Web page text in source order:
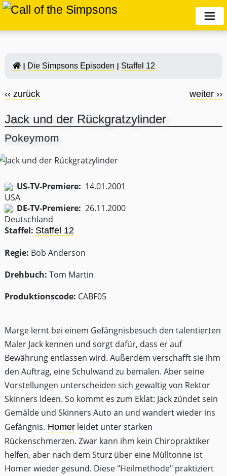
Die Simpsons Episoden Staffel 12
‹‹ zurück weiter ››
Jack und der Rückgratzylinder
Pokeymom
US-TV-Premiere: 14.01.2001
DE-TV-Premiere: 26.11.2000
Staffel: Staffel 12
Regie: Bob Anderson
Drehbuch: Tom Martin
Produktionscode: CABF05
Marge lernt bei einem Gefängnisbesuch den talentierten
Maler Jack kennen und sorgt dafür, dass er auf
Bewährung entlassen wird. Außerdem verschafft sie ihm
den Auftrag, eine Schulwand zu bemalen. Aber seine
Vorstellungen unterscheiden sich gewaltig von Rektor
Skinners Ideen. So kommt es zum Eklat: Jack zündet sein
Gemälde und Skinners Auto an und wandert wieder ins
Gefängnis. Homer leidet unter starken
Rückenschmerzen. Zwar kann ihm kein Chiropraktiker
helfen, aber nach dem Sturz über eine Mülltonne ist
Homer wieder gesund. Diese "Heilmethode" praktiziert